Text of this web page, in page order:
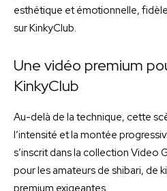
esthétique et émotionnelle,
sur KinkyClub.
Une vidéo premium
KinkyClub
Au-delà de la technique, cette
l’intensité et la montée
s’inscrit dans la collection Video
pour les amateurs de shibari, de
premium exigeantes.